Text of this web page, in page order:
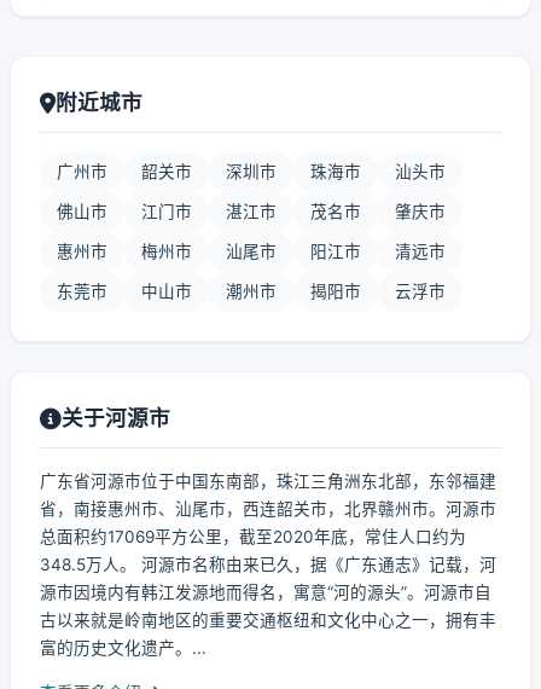
附近城市
广州市 韶关市 深圳市 珠海市 汕头市
佛山市 江门市 湛江市 茂名市 肇庆市
惠州市 梅州市 汕尾市 阳江市 清远市
东莞市 中山市 潮州市 揭阳市 云浮市
关于河源市
广东省河源市位于中国东南部，珠江三角洲东北部，东邻福建
省，南接惠州市、汕尾市，西连韶关市，北界赣州市。河源市
总面积约17069平方公里，截至2020年底，常住人口约为
348.5万人。 河源市名称由来已久，据《广东通志》记载，河
源市因境内有韩江发源地而得名，寓意“河的源头”。河源市自
古以来就是岭南地区的重要交通枢纽和文化中心之一，拥有丰
富的历史文化遗产。...